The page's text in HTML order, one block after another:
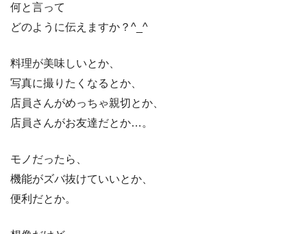
何と言って
どのように伝えますか？^_^
料理が美味しいとか、
写真に撮りたくなるとか、
店員さんがめっちゃ親切とか、
店員さんがお友達だとか…。
モノだったら、
機能がズバ抜けていいとか、
便利だとか。